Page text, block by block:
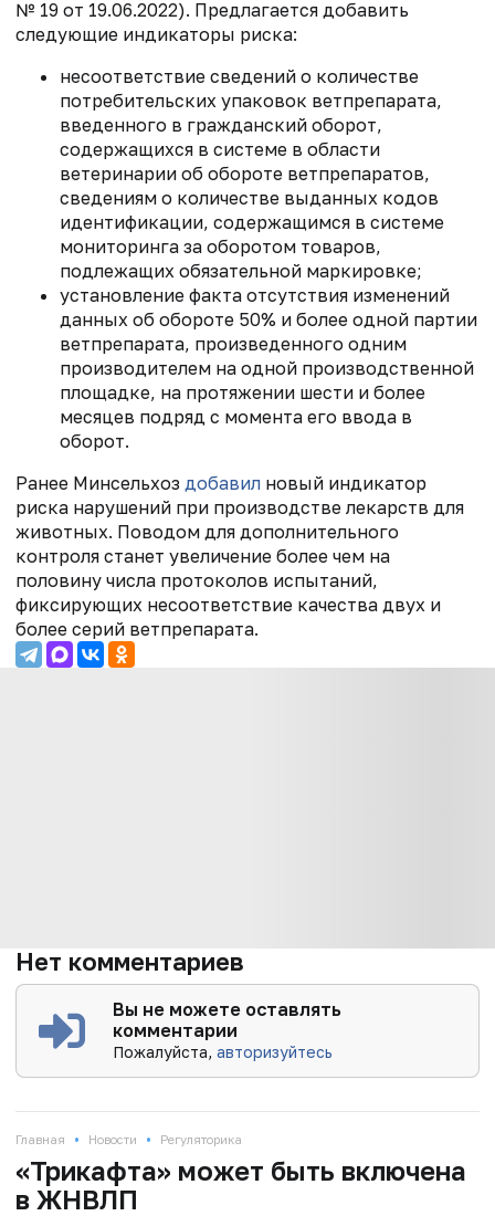
№ 19 от 19.06.2022). Предлагается добавить
следующие индикаторы риска:
несоответствие сведений о количестве
потребительских упаковок ветпрепарата,
введенного в гражданский оборот,
содержащихся в системе в области
ветеринарии об обороте ветпрепаратов,
сведениям о количестве выданных кодов
идентификации, содержащимся в системе
мониторинга за оборотом товаров,
подлежащих обязательной маркировке;
установление факта отсутствия изменений
данных об обороте 50% и более одной партии
ветпрепарата, произведенного одним
производителем на одной производственной
площадке, на протяжении шести и более
месяцев подряд с момента его ввода в
оборот.
Ранее Минсельхоз добавил новый индикатор
риска нарушений при производстве лекарств для
животных. Поводом для дополнительного
контроля станет увеличение более чем на
половину числа протоколов испытаний,
фиксирующих несоответствие качества двух и
более серий ветпрепарата.
Нет комментариев
Вы не можете оставлять
комментарии
Пожалуйста,авторизуйтесь
Главная • Новости • Регуляторика
«Трикафта» может быть включена
в ЖНВЛП